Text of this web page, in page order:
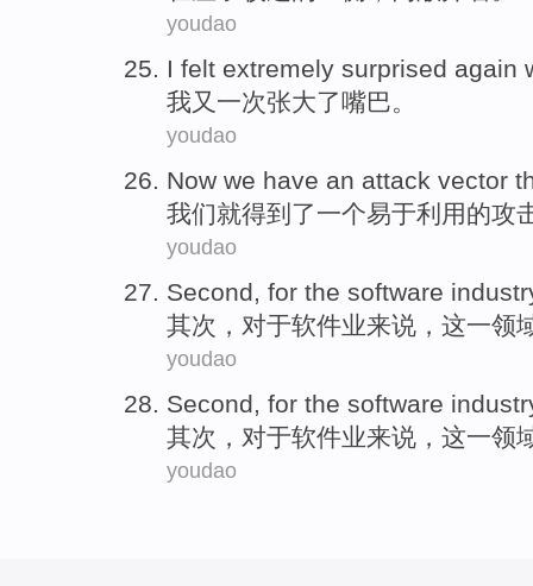
youdao
I felt extremely surprised again
我又 一次张大了嘴巴。
youdao
Now we have an attack vector
我们就得到了一个易于利用的攻
youdao
Second, for the software
其次 ， 对于软件业来说， 这一领
youdao
Second for the software
其次 ， 对于软件业来说， 这一领
youdao